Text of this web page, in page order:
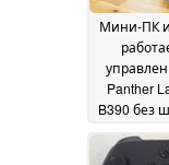
Мини-ПК
Panther
B390 без